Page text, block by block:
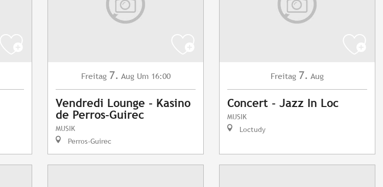
Freitag 7. Aug Um 16:00
Vendredi Lounge - Kasino
de Perros-Guirec
MUSIK
Perros-Guirec
Freitag 7. Aug
Concert - Jazz In Loc
MUSIK
Loctudy